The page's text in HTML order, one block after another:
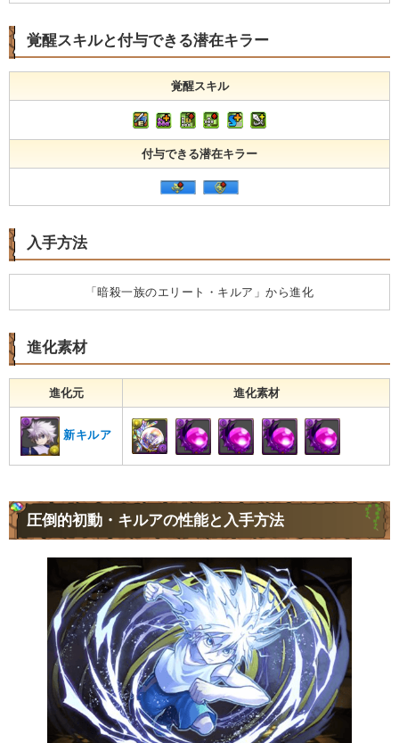
覚醒スキルと付与できる潜在キラー
覚醒スキル
付与できる潜在キラー
入手方法
「暗殺一族のエリート・キルア」から進化
進化素材
進化元 進化素材
新キルア
圧倒的初動・キルアの性能と入手方法